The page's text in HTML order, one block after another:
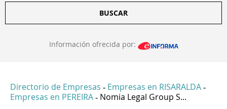
BUSCAR
Información ofrecida por:
Directorio de Empresas - Empresas en RISARALDA -
Empresas en PEREIRA - Nomia Legal Group S...